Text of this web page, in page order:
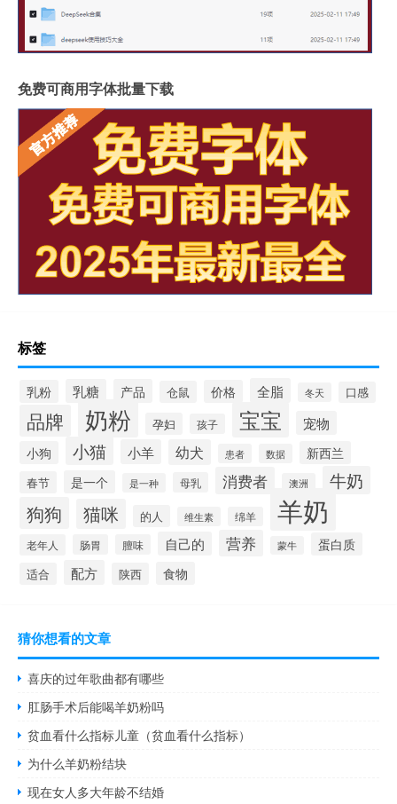
免费可商用字体批量下载
标签
乳粉 乳糖 产品 仓鼠 价格 全脂 冬天 口感
品牌 奶粉 孕妇 孩子 宝宝 宠物
小狗 小猫 小羊 幼犬 患者 数据 新西兰
春节 是一个 是一种 母乳 消费者 澳洲 牛奶
狗狗 猫咪 的人 维生素 绵羊 羊奶
老年人 肠胃 膻味 自己的 营养 蒙牛 蛋白质
适合 配方 陕西 食物
猜你想看的文章
喜庆的过年歌曲都有哪些
肛肠手术后能喝羊奶粉吗
贫血看什么指标儿童（贫血看什么指标）
为什么羊奶粉结块
现在女人多大年龄不结婚